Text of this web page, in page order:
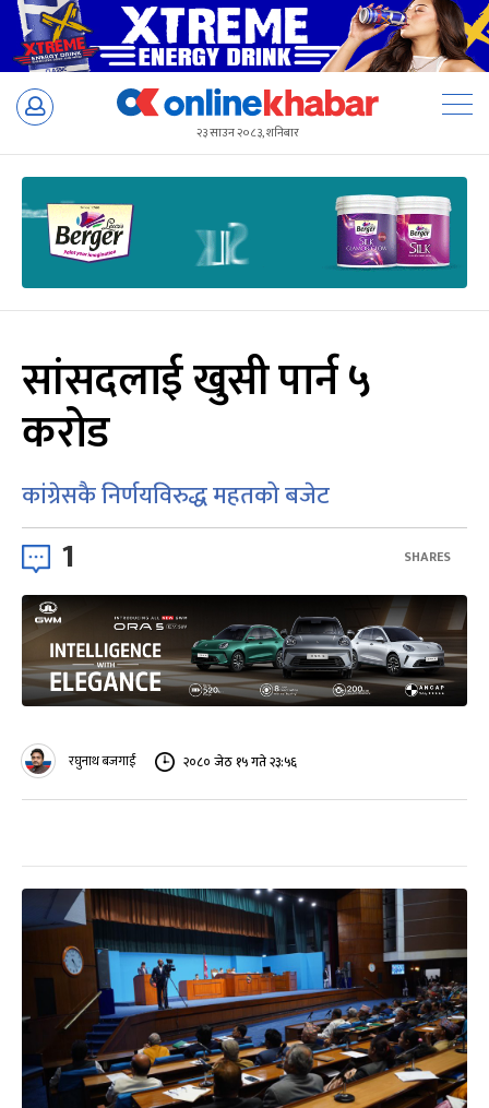
Skip
२३ साउन २०८३, शनिबार
सांसदलाई खुसी पार्न ५
करोड
कांग्रेसकै निर्णयविरुद्ध महतको बजेट
1 SHARES
रघुनाथ बजगाईं २०८० जेठ १५ गते २३:५६